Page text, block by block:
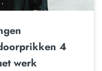
4
werk